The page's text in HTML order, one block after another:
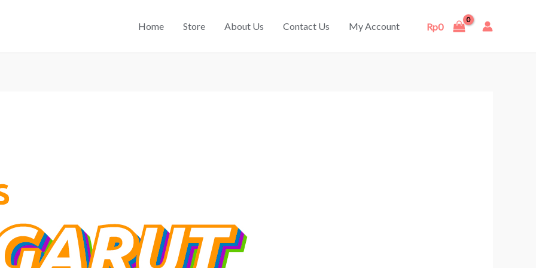
Home Store About Us Contact Us My Account Rp0